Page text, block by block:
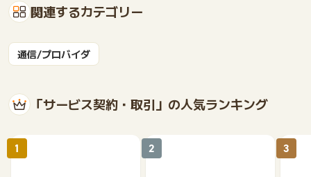
関連するカテゴリー
通信/プロバイダ
「サービス契約・取引」の人気ランキング
1 2 3